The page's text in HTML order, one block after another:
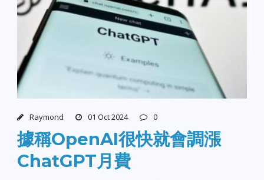
Raymond 01 Oct 2024 0
據稱OpenAI很快就會調漲
ChatGPT月費